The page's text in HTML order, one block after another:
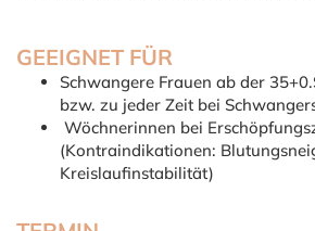
GEEIGNET FÜR
Schwangere Frauen ab der
bzw. zu jeder Zeit bei
Wöchnerinnen bei
(Kontraindikationen:
Kreislaufinstabilität)